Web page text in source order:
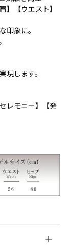
】【ウエスト】
印象に。
現します。
レモニー】【発